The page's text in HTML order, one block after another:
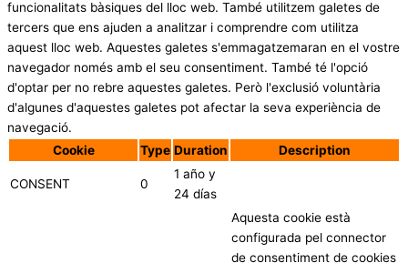
funcionalitats bàsiques del lloc web. També utilitzem galetes de
tercers que ens ajuden a analitzar i comprendre com utilitza
aquest lloc web. Aquestes galetes s'emmagatzemaran en el vostre
navegador només amb el seu consentiment. També té l'opció
d'optar per no rebre aquestes galetes. Però l'exclusió voluntària
d'algunes d'aquestes galetes pot afectar la seva experiència de
navegació.
Cookie
Type Duration Description
CONSENT 0
1 año y
24 días
Aquesta cookie està
configurada pel connector
de consentiment de cookies